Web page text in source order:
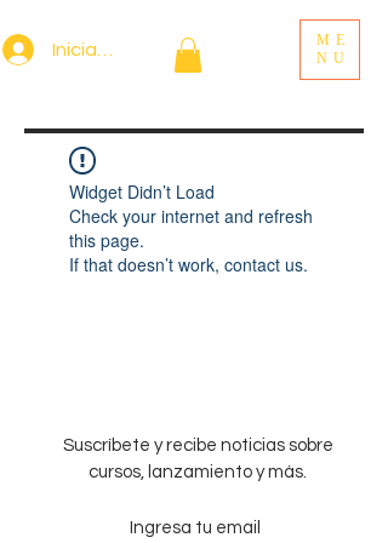
Iniciar sesión
ME
NU
Widget Didn’t Load
Check your internet and refresh
this page.
If that doesn’t work, contact us.
Suscríbete y recibe noticias sobre
cursos, lanzamiento y más.